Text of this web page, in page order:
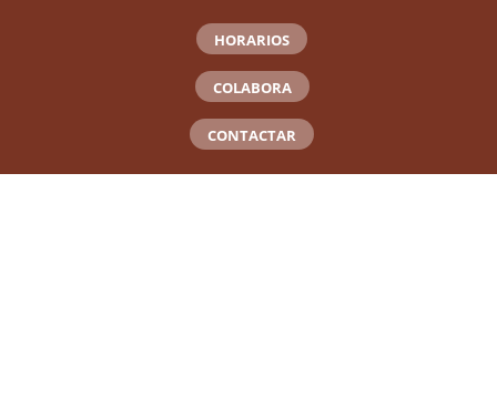
HORARIOS
COLABORA
CONTACTAR